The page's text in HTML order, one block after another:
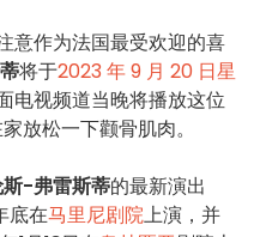
意作为法国最受欢迎的喜
将于2023 年 9 月 20 日星
电视频道当晚将播放这位
放松一下颧骨肌肉。
-弗雷斯蒂的最新演出
底在马里尼剧院上演，并